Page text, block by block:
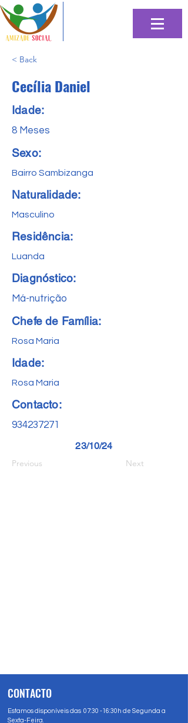
< Back
Cecília Daniel
Idade:
8 Meses
Sexo:
Bairro Sambizanga
Naturalidade:
Masculino
Residência:
Luanda
Diagnóstico:
Má-nutrição
Chefe de Família:
Rosa Maria
Idade:
Rosa Maria
Contacto:
934237271
23/10/24
Previous Next
CONTACTO
Estamos disponíveis das 07:30 -16:30h de Segunda a
Sexta-Feira.